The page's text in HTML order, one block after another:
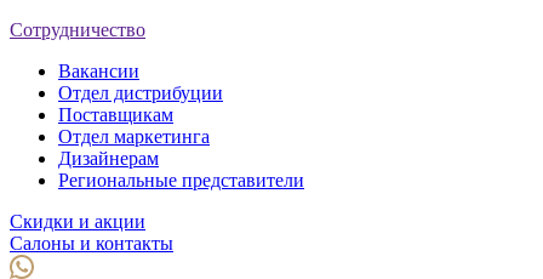
Сотрудничество
Вакансии
Отдел дистрибуции
Поставщикам
Отдел маркетинга
Дизайнерам
Региональные представители
Скидки и акции
Салоны и контакты